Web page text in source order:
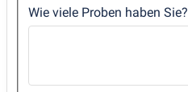
Wie viele Proben haben Sie?